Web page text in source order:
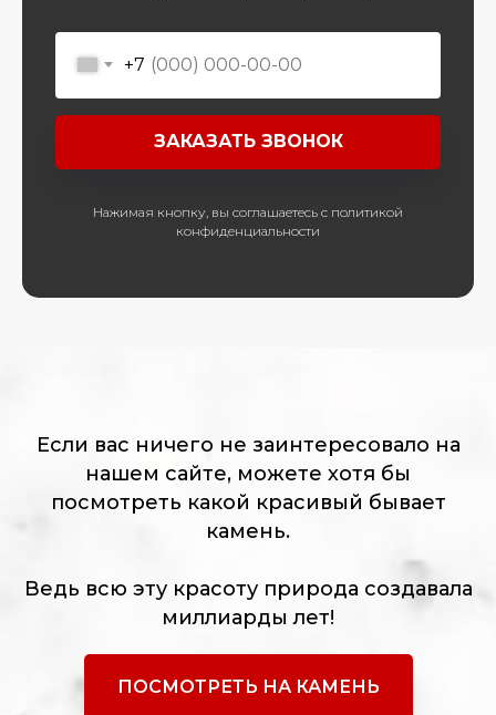
+7
ЗАКАЗАТЬ ЗВОНОК
Нажимая кнопку, вы соглашаетесь с политикой
конфиденциальности
Если вас ничего не заинтересовало на
нашем сайте, можете хотя бы
посмотреть какой красивый бывает
камень.
Ведь всю эту красоту природа создавала
миллиарды лет!
ПОСМОТРЕТЬ НА КАМЕНЬ